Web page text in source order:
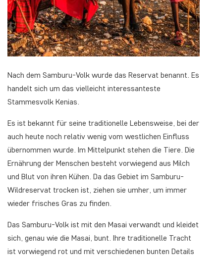
Nach dem Samburu-Volk wurde das Reservat benannt. Es
handelt sich um das vielleicht interessanteste
Stammesvolk Kenias.
Es ist bekannt für seine traditionelle Lebensweise, bei der
auch heute noch relativ wenig vom westlichen Einfluss
übernommen wurde. Im Mittelpunkt stehen die Tiere. Die
Ernährung der Menschen besteht vorwiegend aus Milch
und Blut von ihren Kühen. Da das Gebiet im Samburu-
Wildreservat trocken ist, ziehen sie umher, um immer
wieder frisches Gras zu finden.
Das Samburu-Volk ist mit den Masai verwandt und kleidet
sich, genau wie die Masai, bunt. Ihre traditionelle Tracht
ist vorwiegend rot und mit verschiedenen bunten Details